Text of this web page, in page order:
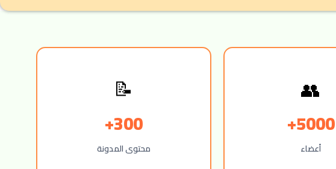
👥
5000+
أعضاء
📝
300+
محتوى المدونة